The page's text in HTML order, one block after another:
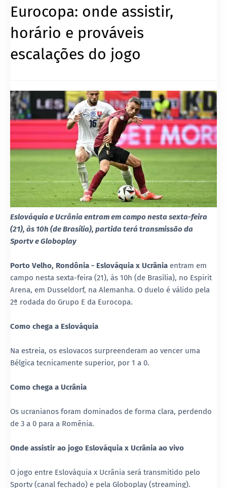
Eurocopa: onde assistir,
horário e prováveis
escalações do jogo
Eslováquia e Ucrânia entram em campo nesta sexta-feira
(21), às 10h (de Brasília), partida terá transmissão da
Sportv e Globoplay
Porto Velho, Rondônia - Eslováquia x Ucrânia entram em
campo nesta sexta-feira (21), às 10h (de Brasília), no Espirit
Arena, em Dusseldorf, na Alemanha. O duelo é válido pela
2ª rodada do Grupo E da Eurocopa.
Como chega a Eslováquia
Na estreia, os eslovacos surpreenderam ao vencer uma
Bélgica tecnicamente superior, por 1 a 0.
Como chega a Ucrânia
Os ucranianos foram dominados de forma clara, perdendo
de 3 a 0 para a Romênia.
Onde assistir ao jogo Eslováquia x Ucrânia ao vivo
O jogo entre Eslováquia x Ucrânia será transmitido pelo
Sportv (canal fechado) e pela Globoplay (streaming).